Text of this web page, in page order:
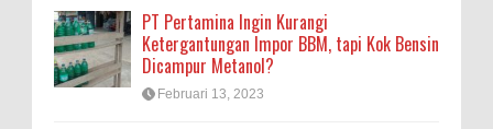
PT Pertamina Ingin Kurangi
Ketergantungan Impor BBM, tapi Kok Bensin
Dicampur Metanol?
Februari 13, 2023